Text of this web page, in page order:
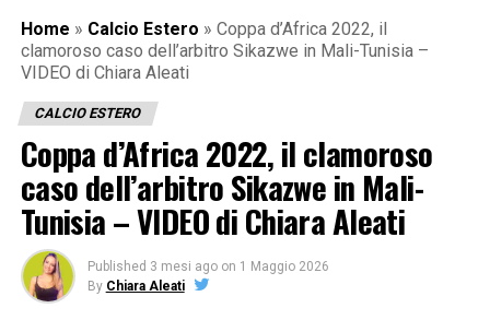
Home » Calcio Estero » Coppa d’Africa 2022, il
clamoroso caso dell’arbitro Sikazwe in Mali-Tunisia –
VIDEO di Chiara Aleati
CALCIO ESTERO
Coppa d’Africa 2022, il clamoroso
caso dell’arbitro Sikazwe in Mali-
Tunisia – VIDEO di Chiara Aleati
Published 3 mesi ago on 1 Maggio 2026
By Chiara Aleati